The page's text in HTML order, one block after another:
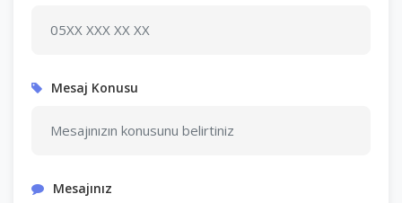
Mesaj Konusu
Mesajınız